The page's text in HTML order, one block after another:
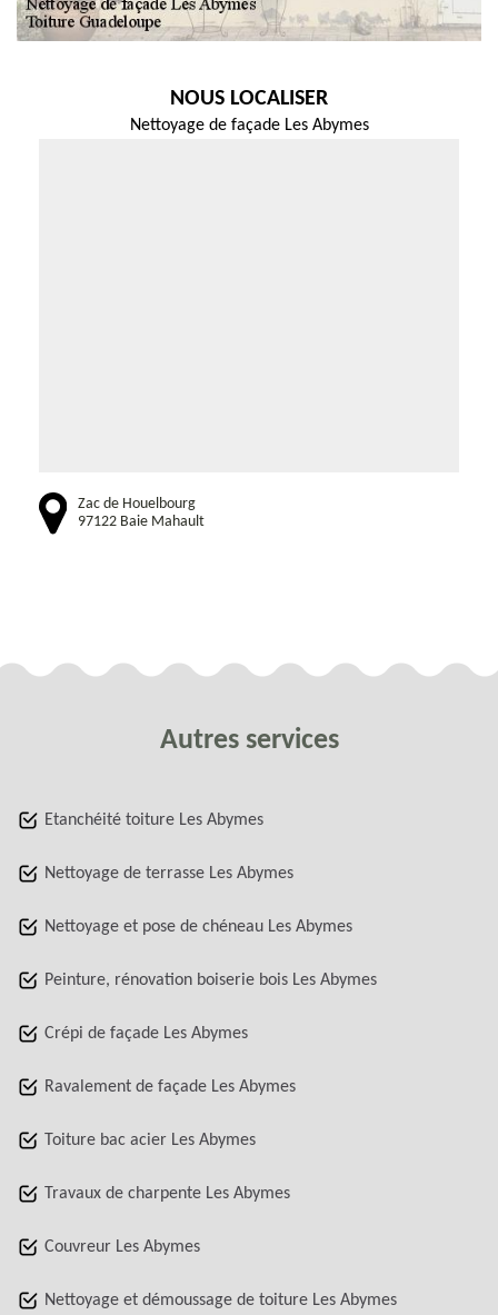
NOUS LOCALISER
Nettoyage de façade Les Abymes
Zac de Houelbourg
97122 Baie Mahault
Autres services
Etanchéité toiture Les Abymes
Nettoyage de terrasse Les Abymes
Nettoyage et pose de chéneau Les Abymes
Peinture, rénovation boiserie bois Les Abymes
Crépi de façade Les Abymes
Ravalement de façade Les Abymes
Toiture bac acier Les Abymes
Travaux de charpente Les Abymes
Couvreur Les Abymes
Nettoyage et démoussage de toiture Les Abymes